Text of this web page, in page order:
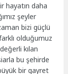
hayatın daha
şeyler
bizi güçlü
olduğumuz
kılan
bu şehirde
bir gayret